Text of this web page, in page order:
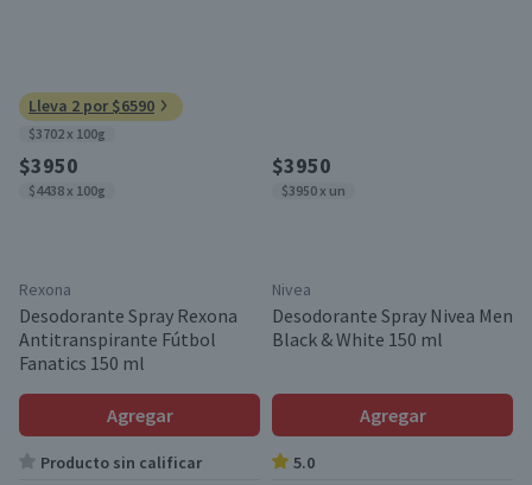
Lleva 2 por $6590
$3702 x 100g
$3950
$4438 x 100g
Rexona
Desodorante Spray Rexona
Antitranspirante Fútbol
Fanatics 150 ml
Agregar
Producto sin calificar
$3950
$3950 x un
Nivea
Desodorante Spray Nivea Men
Black & White 150 ml
Agregar
5.0